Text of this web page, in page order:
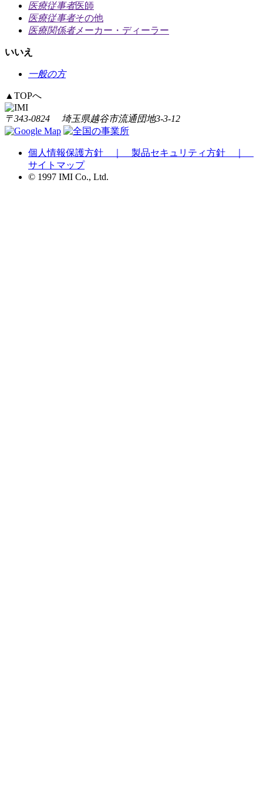
医療従事者医師
医療従事者その他
医療関係者メーカー・ディーラー
いいえ
一般の方
▲ TOPへ
〒343-0824 埼玉県越谷市流通団地3-3-12
個人情報保護方針 ｜ 製品セキュリティ方針 ｜
サイトマップ
© 1997 IMI Co., Ltd.